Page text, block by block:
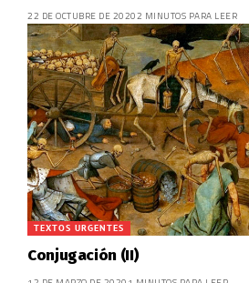
22 DE OCTUBRE DE 20202 MINUTOS PARA LEER
TEXTOS URGENTES
Conjugación (II)